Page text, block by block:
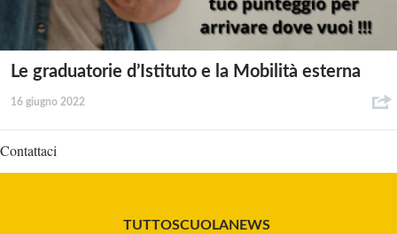
Le graduatorie d’Istituto e la Mobilità esterna
16 giugno 2022
Contattaci
TUTTOSCUOLANEWS